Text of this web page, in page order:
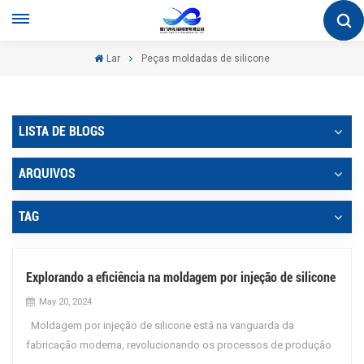
Lar Peças moldadas de silicone
LISTA DE BLOGS
ARQUIVOS
TAG
Explorando a eficiência na moldagem por injeção de silicone
May 20, 2024
Moldagem por injeção de silicone está na vanguarda da
fabricação moderna, revolucionando os processos de produção